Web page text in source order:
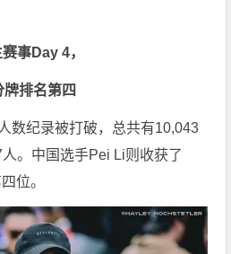
事Day 4，
排名第四
数纪录被打破，总共有10,043
。中国选手Pei Li则收获了
位。